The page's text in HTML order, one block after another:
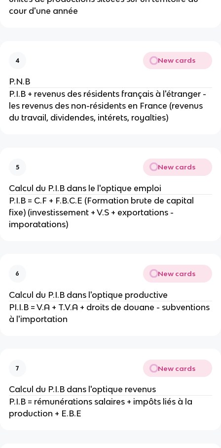
cour d'une année
4 New cards
P.N.B
P.I.B + revenus des résidents français à l'étranger -
les revenus des non-résidents en France (revenus
du travail, dividendes, intérets, royalties)
5 New cards
Calcul du P.I.B dans le l'optique emploi
P.I.B = C.F + F.B.C.E (Formation brute de capital
fixe) (investissement + V.S + exportations -
imporatations)
6 New cards
Calcul du P.I.B dans l'optique productive
PI.I.B = V.A + T.V.A + droits de douane - subventions
à l'importation
7 New cards
Calcul du P.I.B dans l'optique revenus
P.I.B = rémunérations salaires + impôts liés à la
production + E.B.E